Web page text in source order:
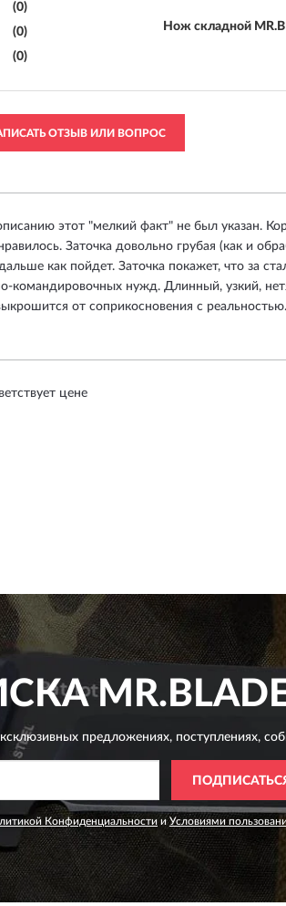
(0)
(0)
(0)
Нож складной
ОТЗЫВ ИЛИ ВОПРОС
этот "мелкий факт" не был указан.
Заточка довольно грубая (как и
как пойдет. Заточка покажет, что за
командировочных нужд. Длинный, узкий,
от соприкосновения с
цене
предложениях,поступлениях,
Конфиденциальности иУсловиями